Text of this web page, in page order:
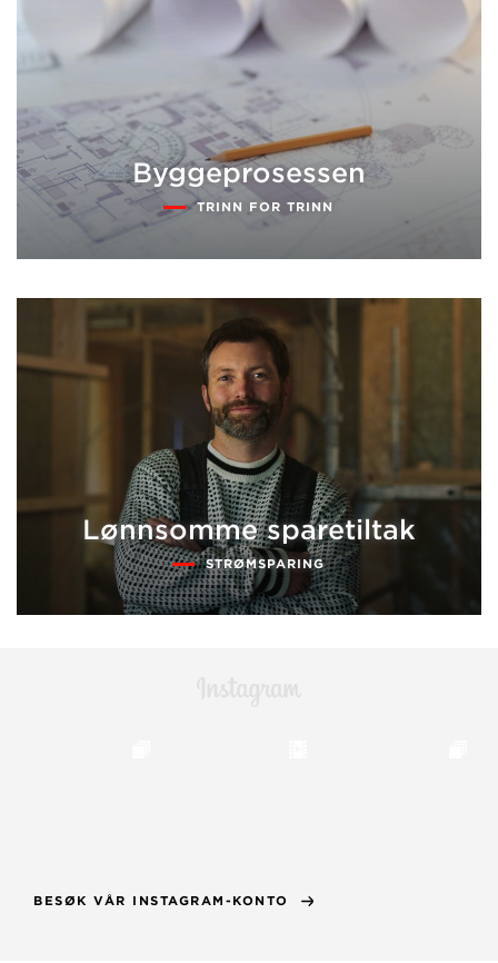
Byggeprosessen
TRINN FOR TRINN
Lønnsomme sparetiltak
STRØMSPARING
BESØK VÅR INSTAGRAM-KONTO